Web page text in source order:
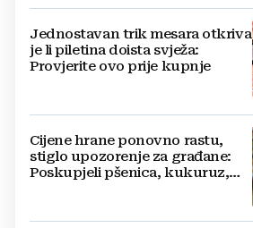
Jednostavan trik mesara otkriva
je li piletina doista svježa:
Provjerite ovo prije kupnje
Cijene hrane ponovno rastu,
stiglo upozorenje za građane:
Poskupjeli pšenica, kukuruz,